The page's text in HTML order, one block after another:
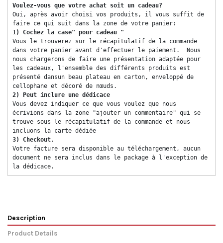
Voulez-vous que votre achat soit un cadeau?
Oui, après avoir choisi vos produits, il vous suffit de
faire ce qui suit dans la zone de votre panier:
1) Cochez la case" pour cadeau "
Vous le trouverez sur le récapitulatif de la commande
dans votre panier avant d'effectuer le paiement.  Nous
nous chargerons de faire une présentation adaptée pour
les cadeaux, l'ensemble des différents produits est
présenté dansun beau plateau en carton, enveloppé de
cellophane et décoré de nœuds.
2) Peut inclure une dédicace
Vous devez indiquer ce que vous voulez que nous
écrivions dans la zone "ajouter un commentaire" qui se
trouve sous le récapitulatif de la commande et nous
incluons la carte dédiée
3) Checkout.
Votre facture sera disponible au téléchargement, aucun
document ne sera inclus dans le package à l'exception de
la dédicace.
Description
Product Details